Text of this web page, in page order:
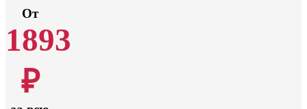
От
1893
₽